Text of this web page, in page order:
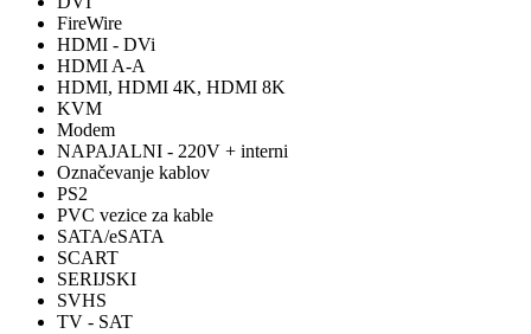
FireWire
HDMI - DVi
HDMI A-A
HDMI, HDMI 4K, HDMI 8K
KVM
Modem
NAPAJALNI - 220V + interni
Označevanje kablov
PS2
PVC vezice za kable
SATA/eSATA
SCART
SERIJSKI
SVHS
TV - SAT